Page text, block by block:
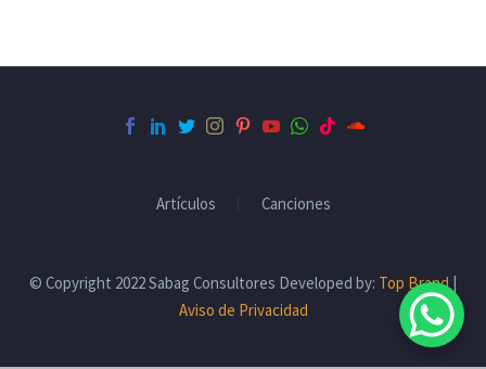
Artículos Canciones
© Copyright 2022 Sabag Consultores Developed by: Top Brand |
Aviso de Privacidad